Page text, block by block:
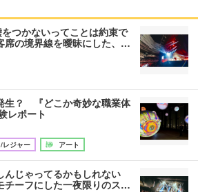
つかないってことは約束で
の境界線を曖昧にした、…
生？ 『どこか奇妙な職業体
レポート
レジャー アート
じゃってるかもしれない
チーフにした一夜限りのス…